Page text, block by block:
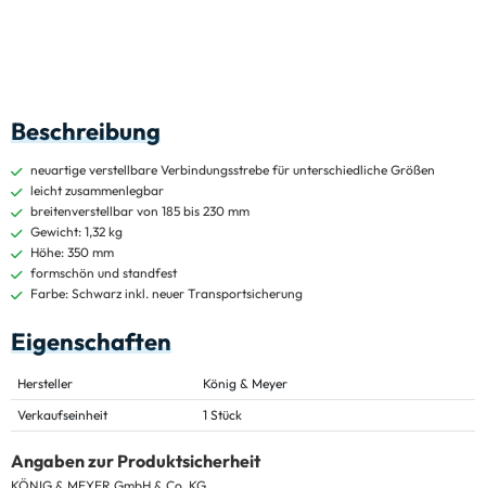
Beschreibung
neuartige verstellbare Verbindungsstrebe für unterschiedliche Größen
leicht zusammenlegbar
breitenverstellbar von 185 bis 230 mm
Gewicht: 1,32 kg
Höhe: 350 mm
formschön und standfest
Farbe: Schwarz inkl. neuer Transportsicherung
Eigenschaften
Hersteller
König & Meyer
Verkaufseinheit
1 Stück
Angaben zur Produktsicherheit